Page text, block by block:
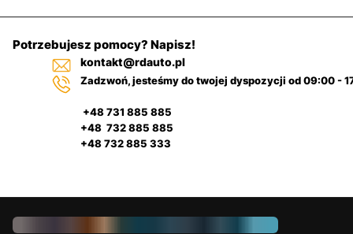
Potrzebujesz pomocy? Napisz!
kontakt@rdauto.pl
Zadzwoń, jesteśmy do twojej dyspozycji od 09:00 -
+48 731 885 885
+48 732 885 885
+48 732 885 333